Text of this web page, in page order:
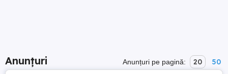
Anunțuri Anunțuri pe pagină: 20 50